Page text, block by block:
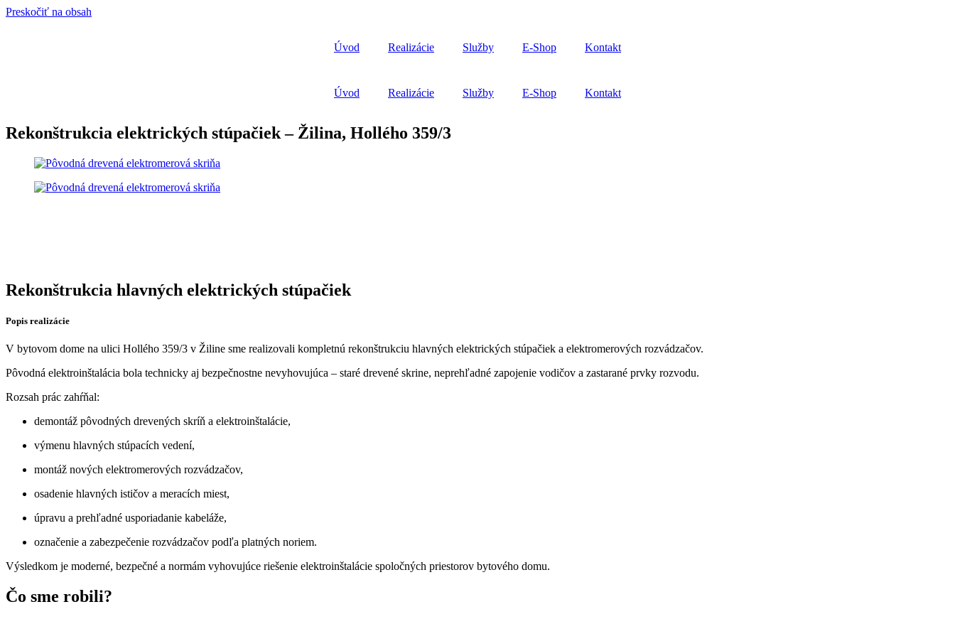
Preskočiť na obsah
Úvod Realizácie Služby E-Shop Kontakt
Úvod Realizácie Služby E-Shop Kontakt
Rekonštrukcia elektrických stúpačiek – Žilina, Hollého 359/3
Rekonštrukcia hlavných elektrických stúpačiek
Popis realizácie
V bytovom dome na ulici Hollého 359/3 v Žiline sme realizovali kompletnú rekonštrukciu hlavných elektrických stúpačiek a elektromerových rozvádzačov.
Pôvodná elektroinštalácia bola technicky aj bezpečnostne nevyhovujúca – staré drevené skrine, neprehľadné zapojenie vodičov a zastarané prvky rozvodu.
Rozsah prác zahŕňal:
demontáž pôvodných drevených skríň a elektroinštalácie,
výmenu hlavných stúpacích vedení,
montáž nových elektromerových rozvádzačov,
osadenie hlavných ističov a meracích miest,
úpravu a prehľadné usporiadanie kabeláže,
označenie a zabezpečenie rozvádzačov podľa platných noriem.
Výsledkom je moderné, bezpečné a normám vyhovujúce riešenie elektroinštalácie spoločných priestorov bytového domu.
Čo sme robili?